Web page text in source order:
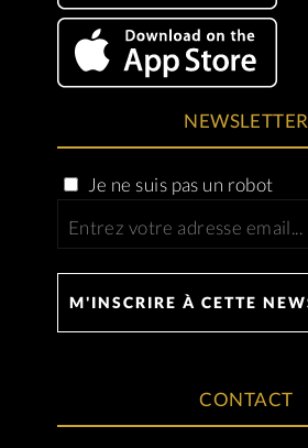
NEWSLETTER
Je ne suis pas un robot
CONTACT